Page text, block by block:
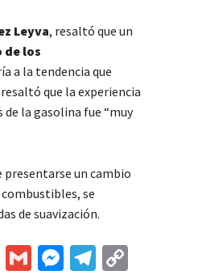
Leyva, resaltó que un
de los
a la tendencia que
que la experiencia
la gasolina fue “muy
presentarse un cambio
se
de suavización.
E
G
M Te